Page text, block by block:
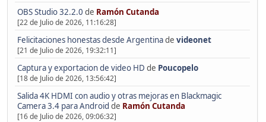
OBS Studio 32.2.0 de Ramón Cutanda
[22 de Julio de 2026, 11:16:28]
Felicitaciones honestas desde Argentinade videonet
[21 de Julio de 2026, 19:32:11]
Captura y exportacion de video HD de Poucopelo
[18 de Julio de 2026, 13:56:42]
Salida 4K HDMI con audio y otras mejoras en Blackmagic
Camera 3.4 para Android de Ramón Cutanda
[16 de Julio de 2026, 09:06:32]